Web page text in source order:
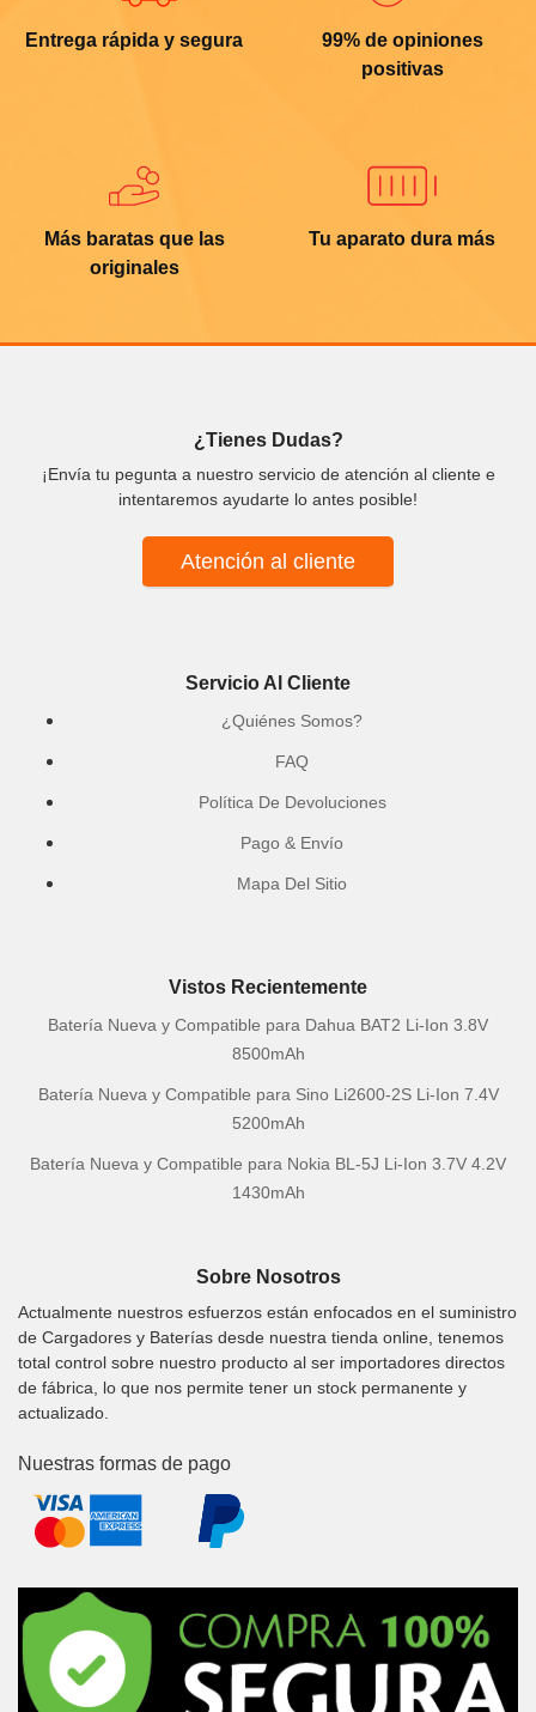
Entrega rápida y segura
99% de opiniones
positivas
Más baratas que las
originales
Tu aparato dura más
¿Tienes Dudas?
¡Envía tu pegunta a nuestro servicio de atención al cliente e
intentaremos ayudarte lo antes posible!
Atención al cliente
Servicio Al Cliente
¿Quiénes Somos?
FAQ
Política De Devoluciones
Pago & Envío
Mapa Del Sitio
Vistos Recientemente
Batería Nueva y Compatible para Dahua BAT2 Li-Ion 3.8V
8500mAh
Batería Nueva y Compatible para Sino Li2600-2S Li-Ion 7.4V
5200mAh
Batería Nueva y Compatible para Nokia BL-5J Li-Ion 3.7V 4.2V
1430mAh
Sobre Nosotros
Actualmente nuestros esfuerzos están enfocados en el suministro
de Cargadores y Baterías desde nuestra tienda online, tenemos
total control sobre nuestro producto al ser importadores directos
de fábrica, lo que nos permite tener un stock permanente y
actualizado.
Nuestras formas de pago